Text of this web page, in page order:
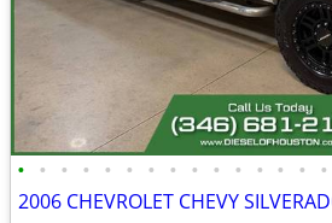
• • • • • • • • • • • • • • •